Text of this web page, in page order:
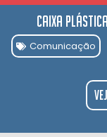
Caixa
Comunicação